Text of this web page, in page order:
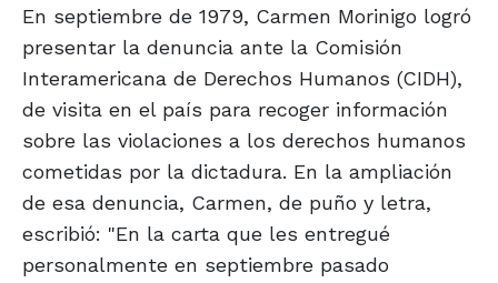
En septiembre de 1979, Carmen Morinigo logró
presentar la denuncia ante la Comisión
Interamericana de Derechos Humanos (CIDH),
de visita en el país para recoger información
sobre las violaciones a los derechos humanos
cometidas por la dictadura. En la ampliación
de esa denuncia, Carmen, de puño y letra,
escribió: "En la carta que les entregué
personalmente en septiembre pasado